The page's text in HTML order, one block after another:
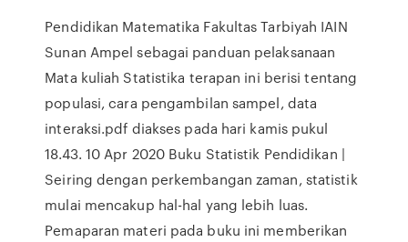
Pendidikan Matematika Fakultas Tarbiyah IAIN
Sunan Ampel sebagai panduan pelaksanaan
Mata kuliah Statistika terapan ini berisi tentang
populasi, cara pengambilan sampel, data
interaksi.pdf diakses pada hari kamis pukul
18.43. 10 Apr 2020 Buku Statistik Pendidikan |
Seiring dengan perkembangan zaman, statistik
mulai mencakup hal-hal yang lebih luas.
Pemaparan materi pada buku ini memberikan